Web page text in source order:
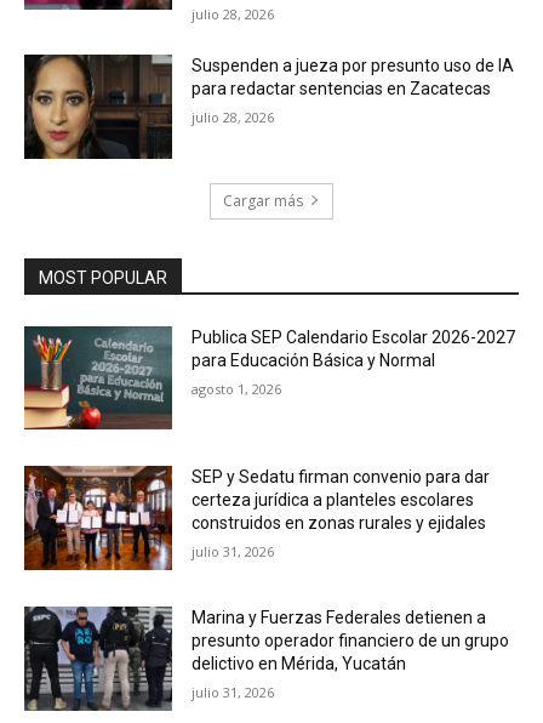
julio 28, 2026
Suspenden a jueza por presunto uso de IA
para redactar sentencias en Zacatecas
julio 28, 2026
Cargar más
MOST POPULAR
Publica SEP Calendario Escolar 2026-2027
para Educación Básica y Normal
agosto 1, 2026
SEP y Sedatu firman convenio para dar
certeza jurídica a planteles escolares
construidos en zonas rurales y ejidales
julio 31, 2026
Marina y Fuerzas Federales detienen a
presunto operador financiero de un grupo
delictivo en Mérida, Yucatán
julio 31, 2026